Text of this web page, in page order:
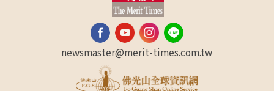
newsmaster@merit-times.com.tw